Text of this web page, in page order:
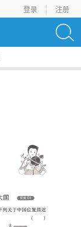
登录 注册